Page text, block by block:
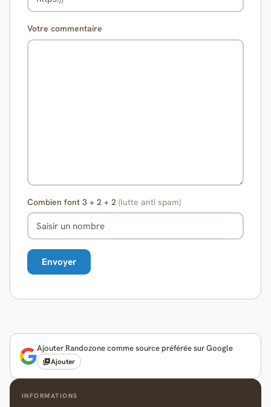
Votre commentaire
Combien font 3 + 2 + 2 (lutte anti spam)
Ajouter Randozone comme source préférée sur Google
Ajouter
INFORMATIONS